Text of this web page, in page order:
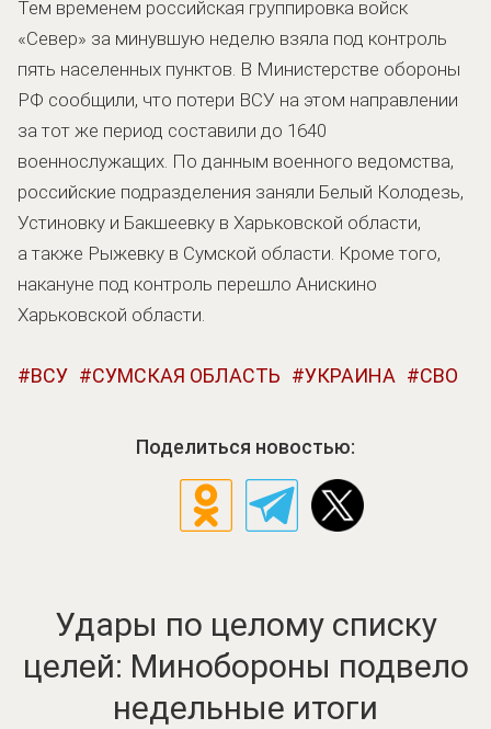
Тем временем российская группировка войск
«Север» за минувшую неделю взяла под контроль
пять населенных пунктов. В Министерстве обороны
РФ сообщили, что потери ВСУ на этом направлении
за тот же период составили до 1640
военнослужащих. По данным военного ведомства,
российские подразделения заняли Белый Колодезь,
Устиновку и Бакшеевку в Харьковской области,
а также Рыжевку в Сумской области. Кроме того,
накануне под контроль перешло Анискино
Харьковской области.
ВСУ СУМСКАЯ ОБЛАСТЬ УКРАИНА СВО
Поделиться новостью:
Удары по целому списку
целей: Минобороны подвело
недельные итоги